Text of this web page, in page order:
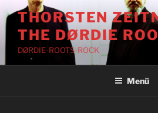
Inhalt
springen
THORSTEN
THE DØRDIE
DØRDIE-ROOTS-ROCK
Menü